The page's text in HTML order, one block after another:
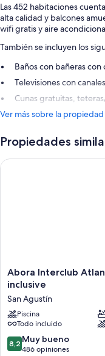
Las 452 habitaciones
alta calidad y balcones
wifi gratis y aire
También se incluyen los
Baños con bañeras
Televisiones con
Cunas gratuitas,
Ver más sobre la propiedad
Propiedades
Abora
Interclub
by
Lopesan
Hotels
-
All
Abora Interclub
inclusive
San Agustín
Piscina
Todo incluido
8.2
de
8,2 Muy bueno
486 opiniones
Abora Interclub Atlantic